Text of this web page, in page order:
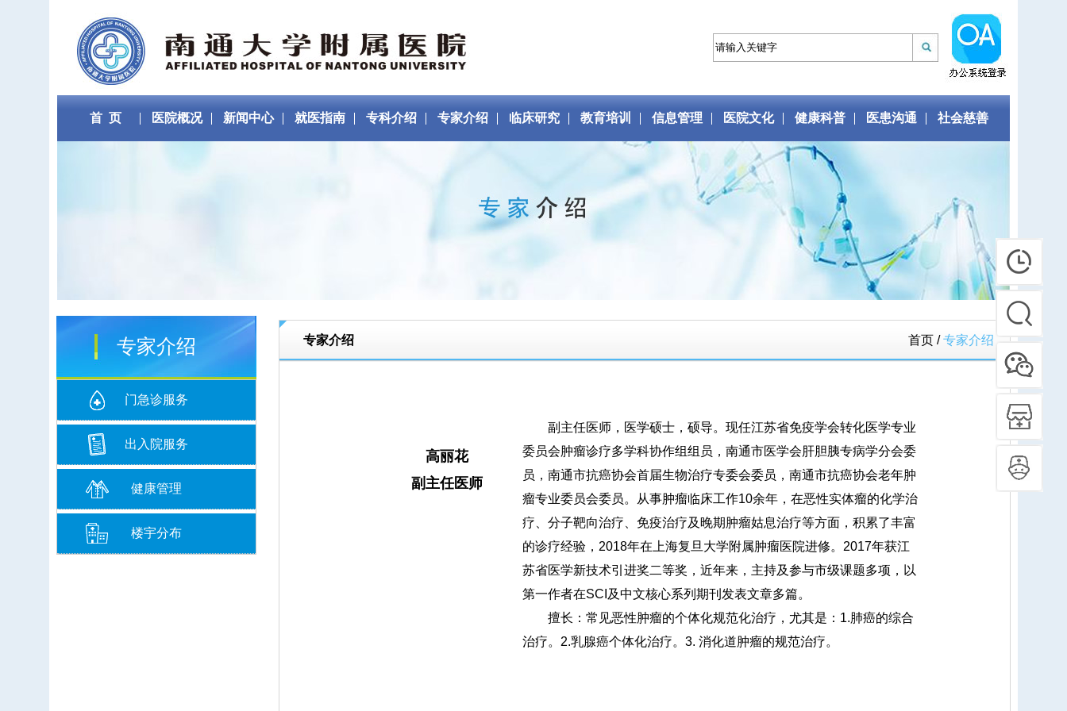
首 页 医院概况 新闻中心 就医指南 专科介绍 专家介绍 临床研究 教育培训 信息管理 医院文化 健康科普 医患沟通 社会慈善
专家介绍
门急诊服务
出入院服务
健康管理
楼宇分布
专家介绍 首页 /专家介绍
高丽花
副主任医师
副主任医师，医学硕士，硕导。现任江苏省免疫学会转化医学专业
委员会肿瘤诊疗多学科协作组组员，南通市医学会肝胆胰专病学分会委
员，南通市抗癌协会首届生物治疗专委会委员，南通市抗癌协会老年肿
瘤专业委员会委员。从事肿瘤临床工作10余年，在恶性实体瘤的化学治
疗、分子靶向治疗、免疫治疗及晚期肿瘤姑息治疗等方面，积累了丰富
的诊疗经验，2018年在上海复旦大学附属肿瘤医院进修。2017年获江
苏省医学新技术引进奖二等奖，近年来，主持及参与市级课题多项，以
第一作者在SCI及中文核心系列期刊发表文章多篇。
擅长：常见恶性肿瘤的个体化规范化治疗，尤其是：1.肺癌的综合
治疗。2.乳腺癌个体化治疗。3. 消化道肿瘤的规范治疗。